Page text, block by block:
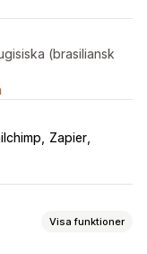
(brasiliansk
Zapier
Visa funktioner